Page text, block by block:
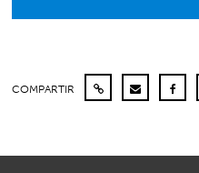
COMPARTIR